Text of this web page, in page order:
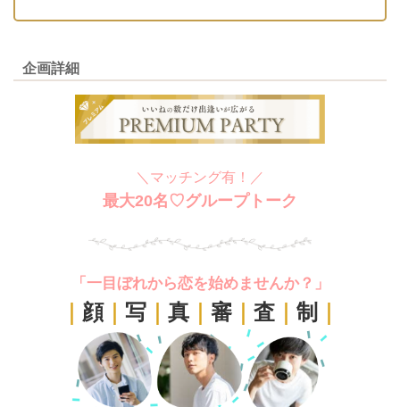
企画詳細
＼マッチング有！／
最大20名♡グループトーク
「一目ぼれから恋を始めませんか？」
顔｜ 写 真 審 査 制